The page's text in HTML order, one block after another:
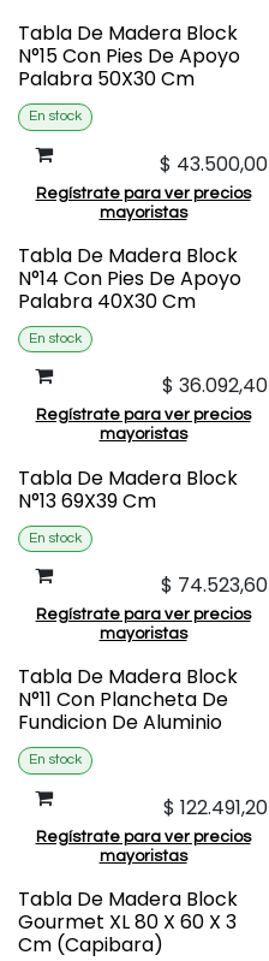
Tabla De Madera Block
N°15 Con Pies De Apoyo
Palabra 50X30 Cm
En stock
$ 43.500,00
Regístrate para ver precios
mayoristas
Tabla De Madera Block
N°14 Con Pies De Apoyo
Palabra 40X30 Cm
En stock
$ 36.092,40
Regístrate para ver precios
mayoristas
Tabla De Madera Block
N°13 69X39 Cm
En stock
$ 74.523,60
Regístrate para ver precios
mayoristas
Tabla De Madera Block
N°11 Con Plancheta De
Fundicion De Aluminio
En stock
$ 122.491,20
Regístrate para ver precios
mayoristas
Tabla De Madera Block
Gourmet XL 80 X 60 X 3
Cm (Capibara)